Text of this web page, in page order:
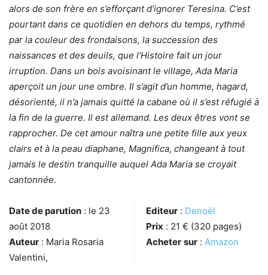
alors de son frère en s’efforçant d’ignorer Teresina. C’est
pourtant dans ce quotidien en dehors du temps, rythmé
par la couleur des frondaisons, la succession des
naissances et des deuils, que l’Histoire fait un jour
irruption. Dans un bois avoisinant le village, Ada Maria
aperçoit un jour une ombre. Il s’agit d’un homme, hagard,
désorienté, il n’a jamais quitté la cabane où il s’est réfugié à
la fin de la guerre. Il est allemand. Les deux êtres vont se
rapprocher. De cet amour naîtra une petite fille aux yeux
clairs et à la peau diaphane, Magnifica, changeant à tout
jamais le destin tranquille auquel Ada Maria se croyait
cantonnée.
Date de parution : le 23
août 2018
Auteur : Maria Rosaria
Valentini,
Editeur : Denoël
Prix : 21 € (320 pages)
Acheter sur : Amazon